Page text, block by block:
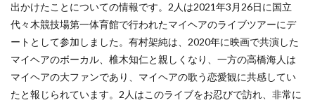
出かけたことについての情報です。2人は2021年3月26日に国立
代々木競技場第一体育館で行われたマイヘアのライブツアーにデ
ートとして参加しました。有村架純は、2020年に映画で共演した
マイヘアのボーカル、椎木知仁と親しくなり、一方の高橋海人は
マイヘアの大ファンであり、マイヘアの歌う恋愛観に共感してい
たと報じられています。2人はこのライブをお忍びで訪れ、非常に